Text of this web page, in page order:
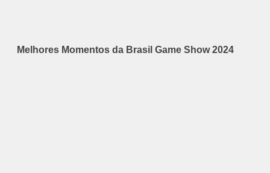
Melhores Momentos da Brasil Game Show 2024